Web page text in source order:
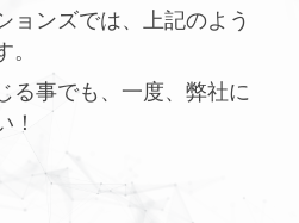
ンズでは、上記のよう
。
る事でも、一度、弊社に
！